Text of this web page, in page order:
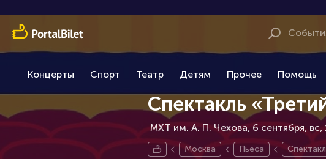
Концерты Спорт Театр Детям Прочее Помощь
Спектакль
МХТ им. А. П. Чехова, 6 сентября вс,
Москва Пьеса